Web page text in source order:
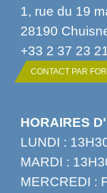
1, rue du 19
28190
+33 2 37 23
CONTACT PAR
HORAIRES
LUNDI :
MARDI :
MERCREDI :